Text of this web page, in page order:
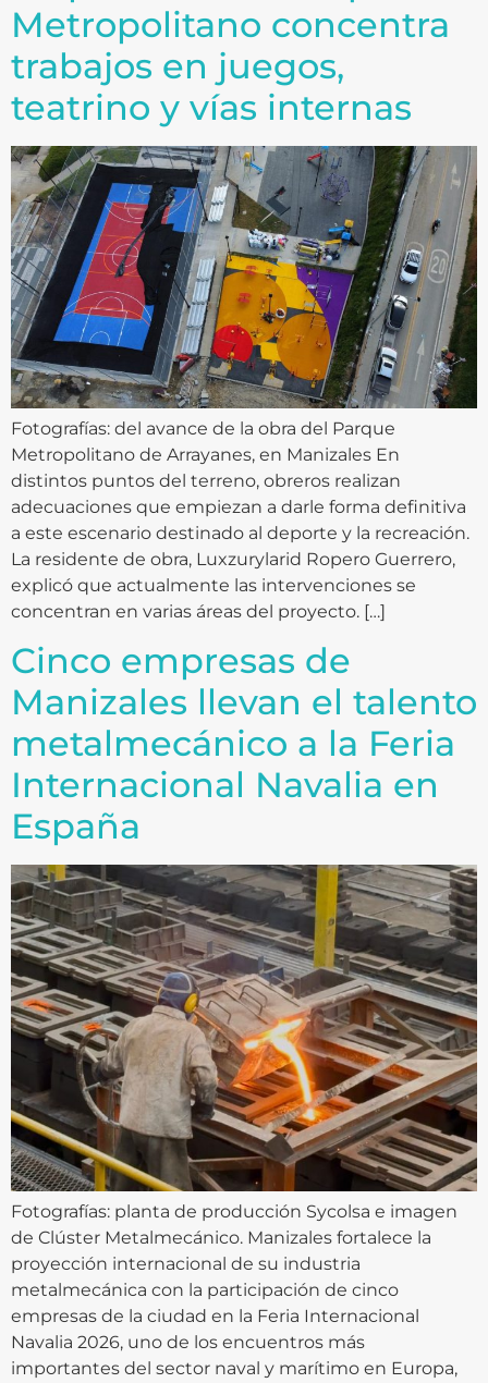
Metropolitano concentra
trabajos en juegos,
teatrino y vías internas
Fotografías: del avance de la obra del Parque
Metropolitano de Arrayanes, en Manizales En
distintos puntos del terreno, obreros realizan
adecuaciones que empiezan a darle forma definitiva
a este escenario destinado al deporte y la recreación.
La residente de obra, Luxzurylarid Ropero Guerrero,
explicó que actualmente las intervenciones se
concentran en varias áreas del proyecto. […]
Cinco empresas de
Manizales llevan el talento
metalmecánico a la Feria
Internacional Navalia en
España
Fotografías: planta de producción Sycolsa e imagen
de Clúster Metalmecánico. Manizales fortalece la
proyección internacional de su industria
metalmecánica con la participación de cinco
empresas de la ciudad en la Feria Internacional
Navalia 2026, uno de los encuentros más
importantes del sector naval y marítimo en Europa,